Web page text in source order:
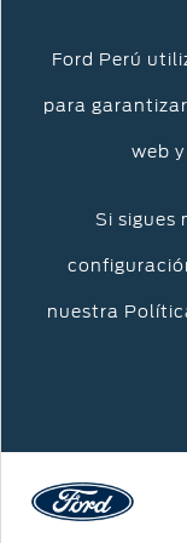
Ford Perú
para
web
Si sigues
nuestra